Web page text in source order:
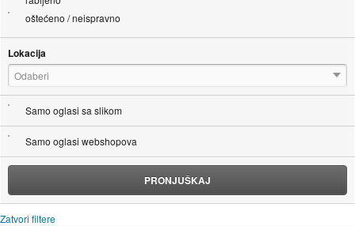
oštećeno / neispravno
Lokacija
Odaberi
Samo oglasi sa slikom
Samo oglasi webshopova
PRONJUŠKAJ
Zatvori filtere